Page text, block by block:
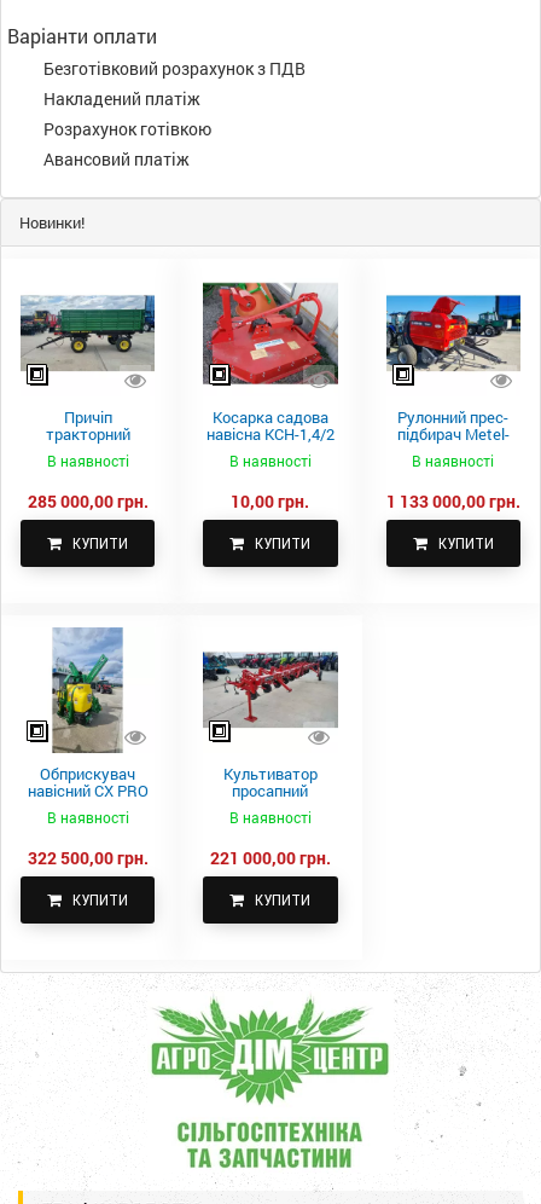
Варіанти оплати
Безготівковий розрахунок з ПДВ
Накладений платіж
Розрахунок готівкою
Авансовий платіж
Новинки!
Причіп
тракторний
самоскидний
Spike 2 ПТС-4
В наявності
285 000,00 грн.
КУПИТИ
Косарка садова
навісна КСН-1,4/2
В наявності
10,00 грн.
КУПИТИ
Рулонний прес-
підбирач Metel-
Fach Z 587
В наявності
1 133 000,00 грн.
КУПИТИ
Обприскувач
навісний CX PRO
В наявності
322 500,00 грн.
КУПИТИ
Культиватор
просапний
КПН-5,6-05
В наявності
221 000,00 грн.
КУПИТИ